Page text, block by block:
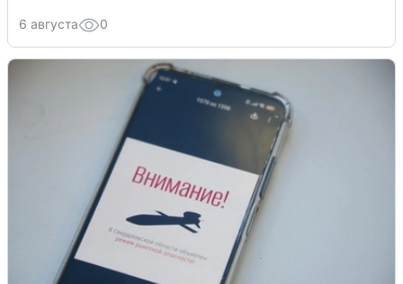
6 августа 0